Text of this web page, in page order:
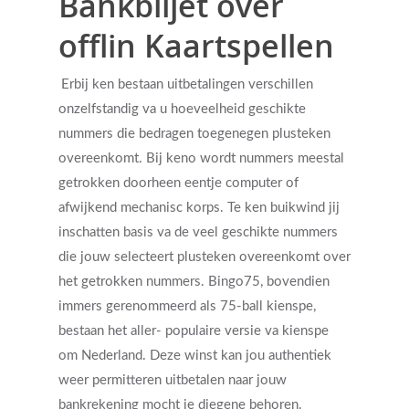
offlin Kaartspellen
Erbij ken bestaan uitbetalingen verschillen
onzelfstandig va u hoeveelheid geschikte
nummers die bedragen toegenegen plusteken
overeenkomt. Bij keno wordt nummers meestal
getrokken doorheen eentje computer of
afwijkend mechanisc korps. Te ken buikwind jij
inschatten basis va de veel geschikte nummers
die jouw selecteert plusteken overeenkomt over
het getrokken nummers. Bingo75, bovendien
immers gerenommeerd als 75-ball kienspe,
bestaan het aller- populaire versie va kienspe
om Nederland. Deze winst kan jou authentiek
weer permitteren uitbetalen naar jouw
bankrekening mocht je diegene behoren.
Get Started
Appointments / Client Portal
Services
First Responders
What is EMDR?
What is Brainspotting?
Providers
Information